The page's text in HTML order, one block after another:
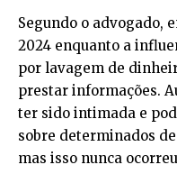
Segundo o advogado,
2024 enquanto a
por lavagem de
prestar informações.
ter sido intimada e
sobre determinados
mas isso nunca